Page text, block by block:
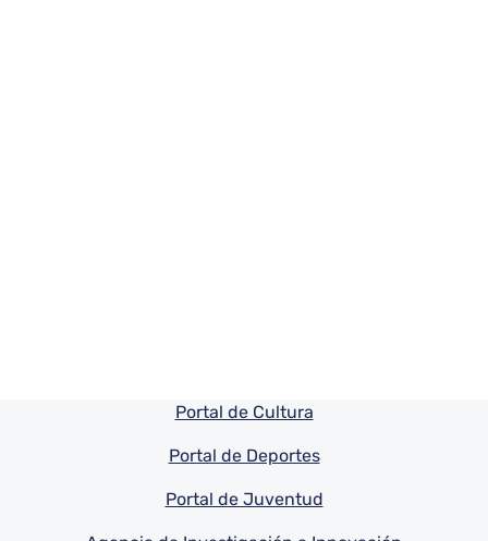
Pie de pagina información
Portal de Cultura
Portal de Deportes
Portal de Juventud